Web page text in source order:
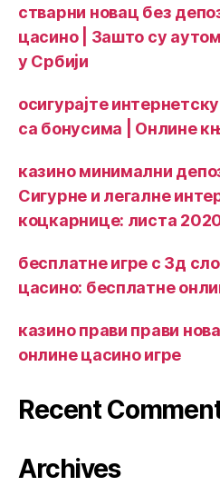
стварни новац без
цасино | Зашто су
у Србији
осигурајте
са бонусима | Онлине
казино минимални
Сигурне и легалне
коцкарнице: листа
бесплатне игре с 3д
цасино: бесплатне
казино прави прави
онлине цасино игре
Recent
Archives